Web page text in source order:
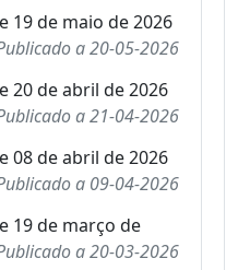
19 de maio de 2026
a20-05-2026
20 de abril de 2026
a21-04-2026
08 de abril de 2026
a 09-04-2026
19 de março de
a20-03-2026